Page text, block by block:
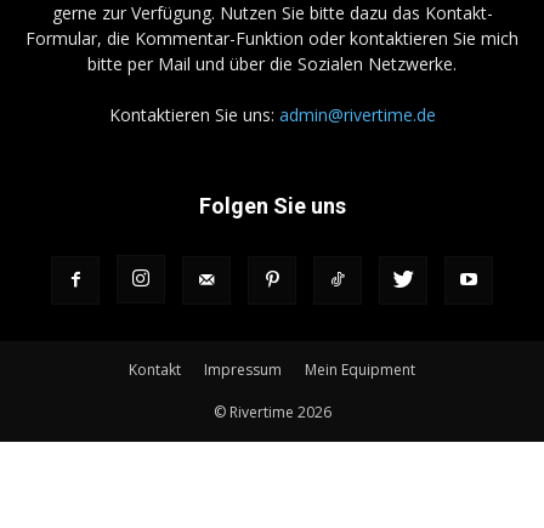
gerne zur Verfügung. Nutzen Sie bitte dazu das Kontakt-
Formular, die Kommentar-Funktion oder kontaktieren Sie mich
bitte per Mail und über die Sozialen Netzwerke.
Kontaktieren Sie uns: admin@rivertime.de
Folgen Sie uns
Kontakt Impressum Mein Equipment
© Rivertime 2026